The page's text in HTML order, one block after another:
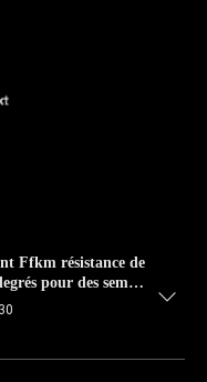
Ffkm résistance de
pour des semi-